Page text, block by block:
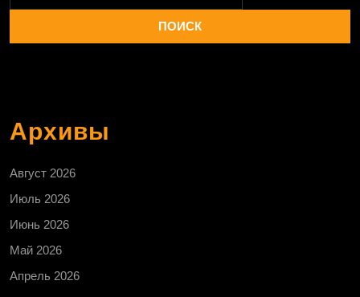
Архивы
Август 2026
Июль 2026
Июнь 2026
Май 2026
Апрель 2026